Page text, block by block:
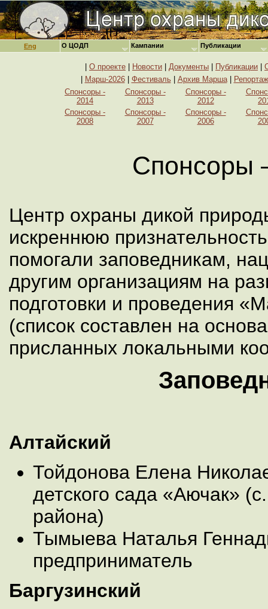
Eng
О проекте Новости Документы Публикации
Марш-2026| Фестиваль| Архив Марша|
Спонсоры -
2014
Спонсоры -
2013
Спонсоры -
2012
Спонсоры -
2008
Спонсоры -
2007
Спонсоры -
2006
Спонсоры
Центр охраны дикой
искреннюю
помогали заповедникам,
другим организациям на
подготовки и проведения
(список составлен на
присланных локальными
Алтайский
Тойдонова Елена
детского сада «Аючак»
района)
Тымыева Наталья
предприниматель
Баргузинский
О ЦОДП Кампании Публикации